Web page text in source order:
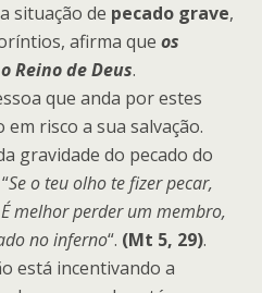
situação de pecado grave,
afirma que os
Reino de Deus.
que anda por estes
risco a sua salvação.
gravidade do pecado do
Se o teu olho te fizer pecar,
melhor perder um membro,
no inferno“. (Mt 5, 29).
está incentivando a